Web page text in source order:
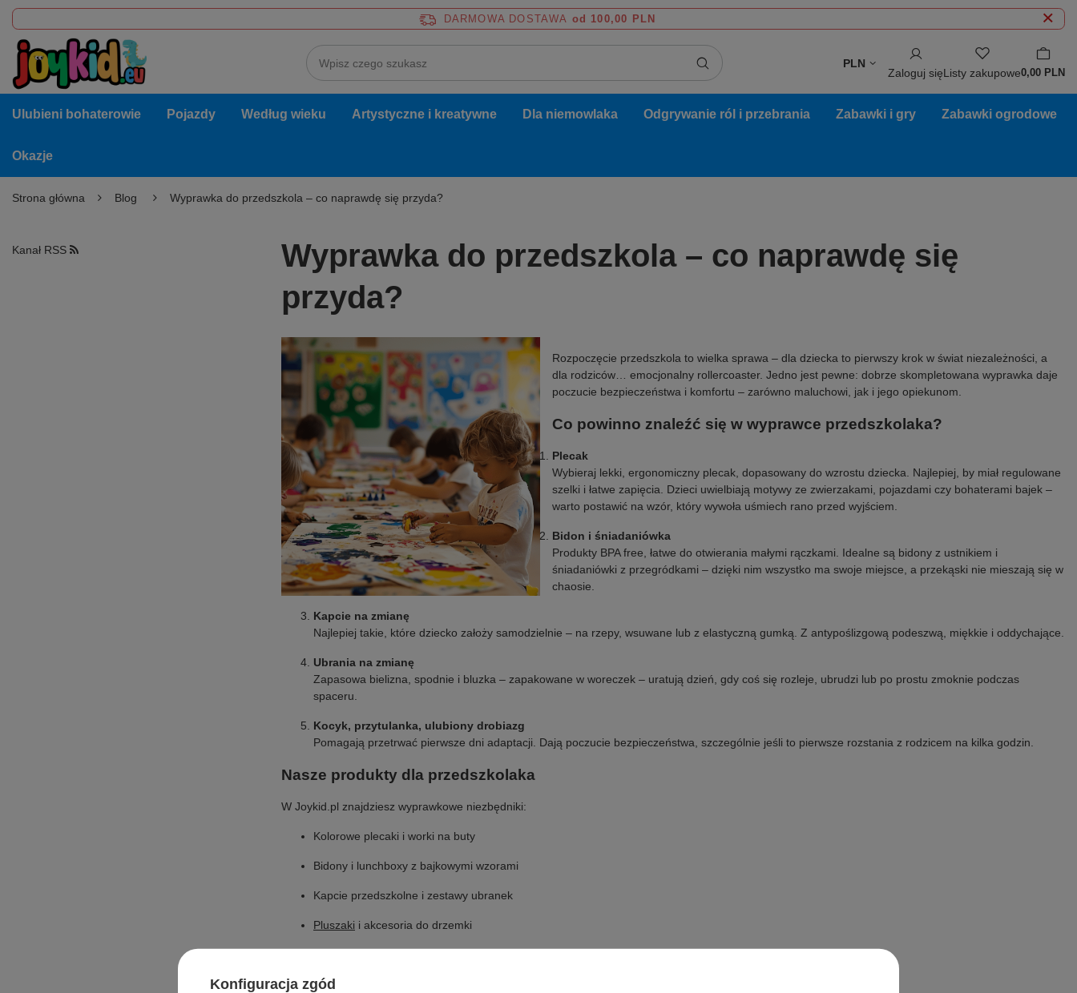
DARMOWA DOSTAWA od 100,00 PLN
PLN
Zaloguj sięListy zakupowe0,00 PLN
Ulubieni bohaterowie Pojazdy Według wieku Artystyczne i kreatywne Dla niemowlaka Odgrywanie ról i przebrania Zabawki i gry Zabawki ogrodowe
Okazje
Strona główna Blog Wyprawka do przedszkola – co naprawdę się przyda?
Kanał RSS
Wyprawka do przedszkola – co naprawdę się
przyda?
Rozpoczęcie przedszkola to wielka sprawa – dla dziecka to pierwszy krok w świat niezależności, a
dla rodziców… emocjonalny rollercoaster. Jedno jest pewne: dobrze skompletowana wyprawka daje
poczucie bezpieczeństwa i komfortu – zarówno maluchowi, jak i jego opiekunom.
Co powinno znaleźć się w wyprawce przedszkolaka?
Plecak
Wybieraj lekki, ergonomiczny plecak, dopasowany do wzrostu dziecka. Najlepiej, by miał regulowane
szelki i łatwe zapięcia. Dzieci uwielbiają motywy ze zwierzakami, pojazdami czy bohaterami bajek –
warto postawić na wzór, który wywoła uśmiech rano przed wyjściem.
Bidon i śniadaniówka
Produkty BPA free, łatwe do otwierania małymi rączkami. Idealne są bidony z ustnikiem i
śniadaniówki z przegródkami – dzięki nim wszystko ma swoje miejsce, a przekąski nie mieszają się w
chaosie.
Kapcie na zmianę
Najlepiej takie, które dziecko założy samodzielnie – na rzepy, wsuwane lub z elastyczną gumką. Z antypoślizgową podeszwą, miękkie i oddychające.
Ubrania na zmianę
Zapasowa bielizna, spodnie i bluzka – zapakowane w woreczek – uratują dzień, gdy coś się rozleje, ubrudzi lub po prostu zmoknie podczas
spaceru.
Kocyk, przytulanka, ulubiony drobiazg
Pomagają przetrwać pierwsze dni adaptacji. Dają poczucie bezpieczeństwa, szczególnie jeśli to pierwsze rozstania z rodzicem na kilka godzin.
Nasze produkty dla przedszkolaka
W Joykid.pl znajdziesz wyprawkowe niezbędniki:
Kolorowe plecaki i worki na buty
Bidony i lunchboxy z bajkowymi wzorami
Kapcie przedszkolne i zestawy ubranek
Pluszaki i akcesoria do drzemki
Konfiguracja zgód